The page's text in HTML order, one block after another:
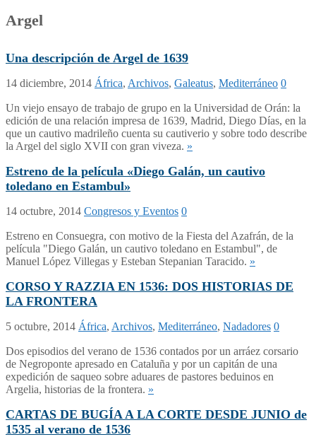
Argel
Una descripción de Argel de 1639
14 diciembre, 2014 África, Archivos, Galeatus, Mediterráneo 0
Un viejo ensayo de trabajo de grupo en la Universidad de Orán: la
edición de una relación impresa de 1639, Madrid, Diego Días, en la
que un cautivo madrileño cuenta su cautiverio y sobre todo describe
la Argel del siglo XVII con gran viveza. »
Estreno de la película «Diego Galán, un cautivo
toledano en Estambul»
14 octubre, 2014 Congresos y Eventos 0
Estreno en Consuegra, con motivo de la Fiesta del Azafrán, de la
película "Diego Galán, un cautivo toledano en Estambul", de
Manuel López Villegas y Esteban Stepanian Taracido. »
CORSO Y RAZZIA EN 1536: DOS HISTORIAS DE
LA FRONTERA
5 octubre, 2014 África, Archivos, Mediterráneo, Nadadores 0
Dos episodios del verano de 1536 contados por un arráez corsario
de Negroponte apresado en Cataluña y por un capitán de una
expedición de saqueo sobre aduares de pastores beduinos en
Argelia, historias de la frontera. »
CARTAS DE BUGÍA A LA CORTE DESDE JUNIO de
1535 al verano de 1536